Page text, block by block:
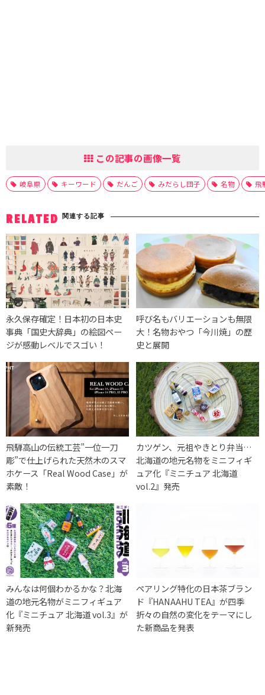
この記事の画像一覧
岐阜県 キーワード だんご みだらし団子 名物 飛
RELATED 関連する記事
永久保存確定！日本初の日本史
事典「国史大辞典」の絵図ペー
ジが感動レベルでスゴい！
呼び名もバリエーションも無限
大！名物おやつ「今川焼」の歴
史と展開
飛騨高山の伝統工芸”一位一刀
彫”で仕上げられた天然木のスマ
ホケース「Real Wood Case」が
素敵！
カツゲン、元祖やきとり弁当…
北海道の地元名物をミニフィギ
ュア化『ミニチュア 北海道
vol.2』発売
みんなは何個わかるかな？北海
道の地元名物がミニフィギュア
化『ミニチュア 北海道 vol.3』が
新発売
ペアリング特化の日本茶ブラン
ド『HANAAHU TEA』が四季
折々の自然の変化をテーマにし
た新商品を発表